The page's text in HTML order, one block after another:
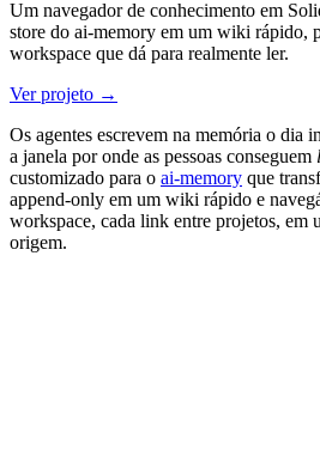
Um navegador de conhecimento em
store do ai-memory em um wiki rápido,
workspace que dá para realmente ler.
Ver projeto →
Os agentes escrevem na memória o dia
a janela por onde as pessoas conseguem
customizado para o ai-memory que
append-only em um wiki rápido e
workspace, cada link entre projetos, em
origem.